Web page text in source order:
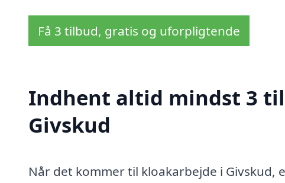
Få 3 tilbud, gratis og uforpligtende
Indhent altid mindst 3
Givskud
Når det kommer til kloakarbejde i